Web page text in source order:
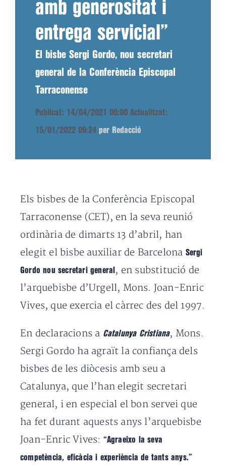
amb generositat i
entrega servicial”
El bisbe Sergi Gordo, nou secretari
general de la Conferència Episcopal
Tarraconense
Publicat: 14/04/2021 00:00 Actualitzat:
15/01/2022 09:24 per Redacció
Els bisbes de la Conferència Episcopal
Tarraconense (CET), en la seva reunió
ordinària de dimarts 13 d’abril, han
elegit el bisbe auxiliar de Barcelona Sergi
Gordo nou secretari general , en substitució de
l’arquebisbe d’Urgell, Mons. Joan-Enric
Vives, que exercia el càrrec des del 1997.
En declaracions a Catalunya Cristiana, Mons.
Sergi Gordo ha agraït la confiança dels
bisbes de les diòcesis amb seu a
Catalunya, que l’han elegit secretari
general, i en especial el bon servei que
ha fet durant aquests anys l’arquebisbe
Joan-Enric Vives: “Agraeixo la seva
competència, eficàcia i experiència de tants anys.”